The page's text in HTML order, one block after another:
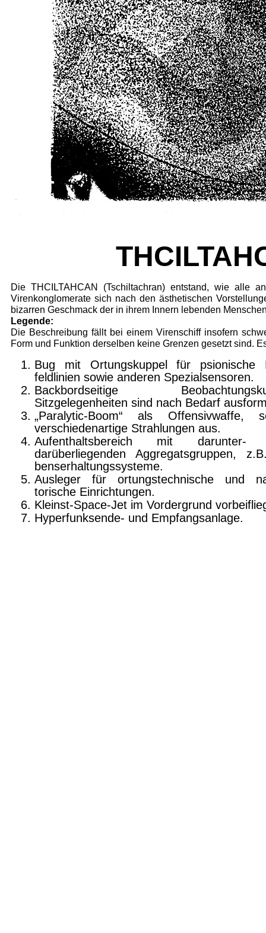
Die THCILTAHCAN (Tschiltachran) entstand, wie alle
Virenkonglo­merate sich nach den ästhetischen
bizarren Ge­schmack der in ihrem Innern lebenden
Legende:
Die Beschreibung fällt bei einem Virenschiff in­sofern
Form und Funktion derselben keine Grenzen gesetzt sind.
Bug mit Ortungskuppel für psionische
feldlinien sowie anderen Spezialsensoren.
Backbordseitige
Sitzgelegenheiten sind nach Bedarf
„Paralytic-Boom“ als Offensivwaffe,
verschiedenartige Strahlungen aus.
Aufenthaltsbereich mit darunter-
darüberliegenden Aggregatsgruppen,
benserhaltungssysteme.
Ausleger für ortungstechnische und
torische Einrichtungen.
Kleinst-Space-Jet im Vordergrund
Hyperfunksende- und Empfangsanlage.